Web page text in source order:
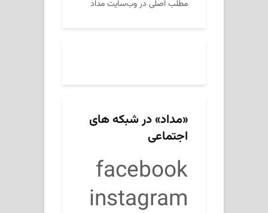
مطلب اصلی در وب‌سایت مداد
«مداد» در شبکه های
اجتماعی
facebook
instagram